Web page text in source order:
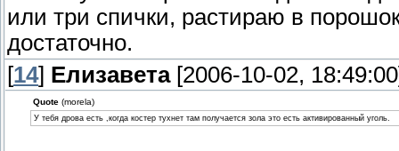
или три спички, растираю в
достаточно.
[14] Елизавета[2006-10-02,
Quote(morela)
У тебя дрова есть ,когда костер тухнет там получается зола это есть активированный уголь.